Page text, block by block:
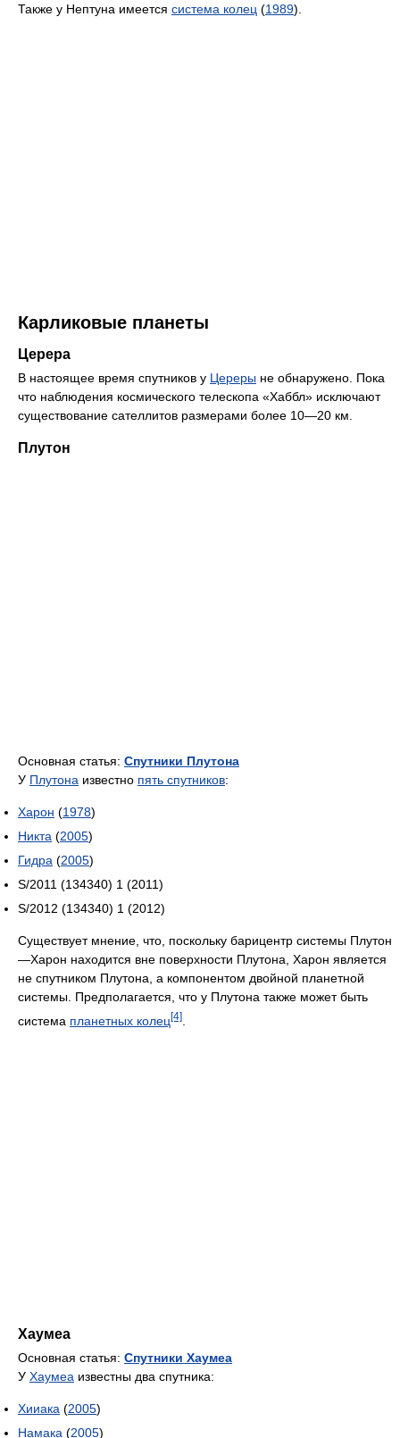
Также у Нептуна имеется система колец (1989).
Карликовые планеты
Церера
В настоящее время спутников у Цереры не обнаружено. Пока
что наблюдения космического телескопа «Хаббл» исключают
существование сателлитов размерами более 10—20 км.
Плутон
Основная статья: Спутники Плутона
У Плутона известно пять спутников:
Харон (1978)
Никта (2005)
Гидра (2005)
S/2011 (134340) 1 (2011)
S/2012 (134340) 1 (2012)
Существует мнение, что, поскольку барицентр системы Плутон
—Харон находится вне поверхности Плутона, Харон является
не спутником Плутона, а компонентом двойной планетной
системы. Предполагается, что у Плутона также может быть
система планетных колец[4]
Хаумеа
Основная статья: Спутники Хаумеа
У Хаумеа известны два спутника:
Хииака (2005)
Намака (2005)